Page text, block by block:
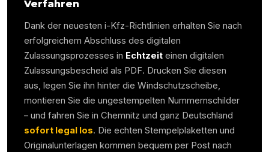
Verfahren
Dank der neuesten i-Kfz-Richtlinien erhalten Sie nach
erfolgreichem Abschluss des digitalen
Zulassungsprozesses in Echtzeit einen digitalen
Zulassungsbescheid als PDF. Drucken Sie diesen
aus, legen Sie ihn hinter die Windschutzscheibe,
montieren Sie die ungestempelten Nummernschilder
– und fahren Sie in Chemnitz und ganz Deutschland
sofort legal los. Die echten Stempelplaketten und
Originalunterlagen kommen bequem per Post nach